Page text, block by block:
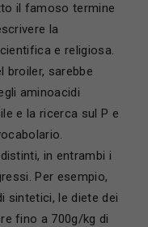
il famoso termine
la
e religiosa.
broiler, sarebbe
aminoacidi
e la ricerca sul P e
in entrambi i
Per esempio,
sintetici, le diete dei
fino a 700g/kg di